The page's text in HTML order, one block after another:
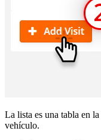
La lista es una tabla en
vehículo.